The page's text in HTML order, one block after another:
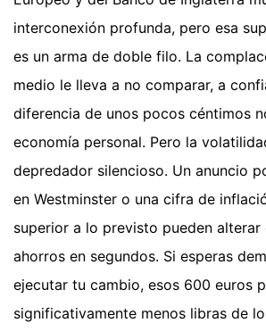
interconexión profunda, pero esa
es un arma de doble filo. La
medio le lleva a no comparar, a
diferencia de unos pocos céntimos
economía personal. Pero la
depredador silencioso. Un anuncio
en Westminster o una cifra de
superior a lo previsto pueden
ahorros en segundos. Si esperas
ejecutar tu cambio, esos 600 euros
significativamente menos libras de